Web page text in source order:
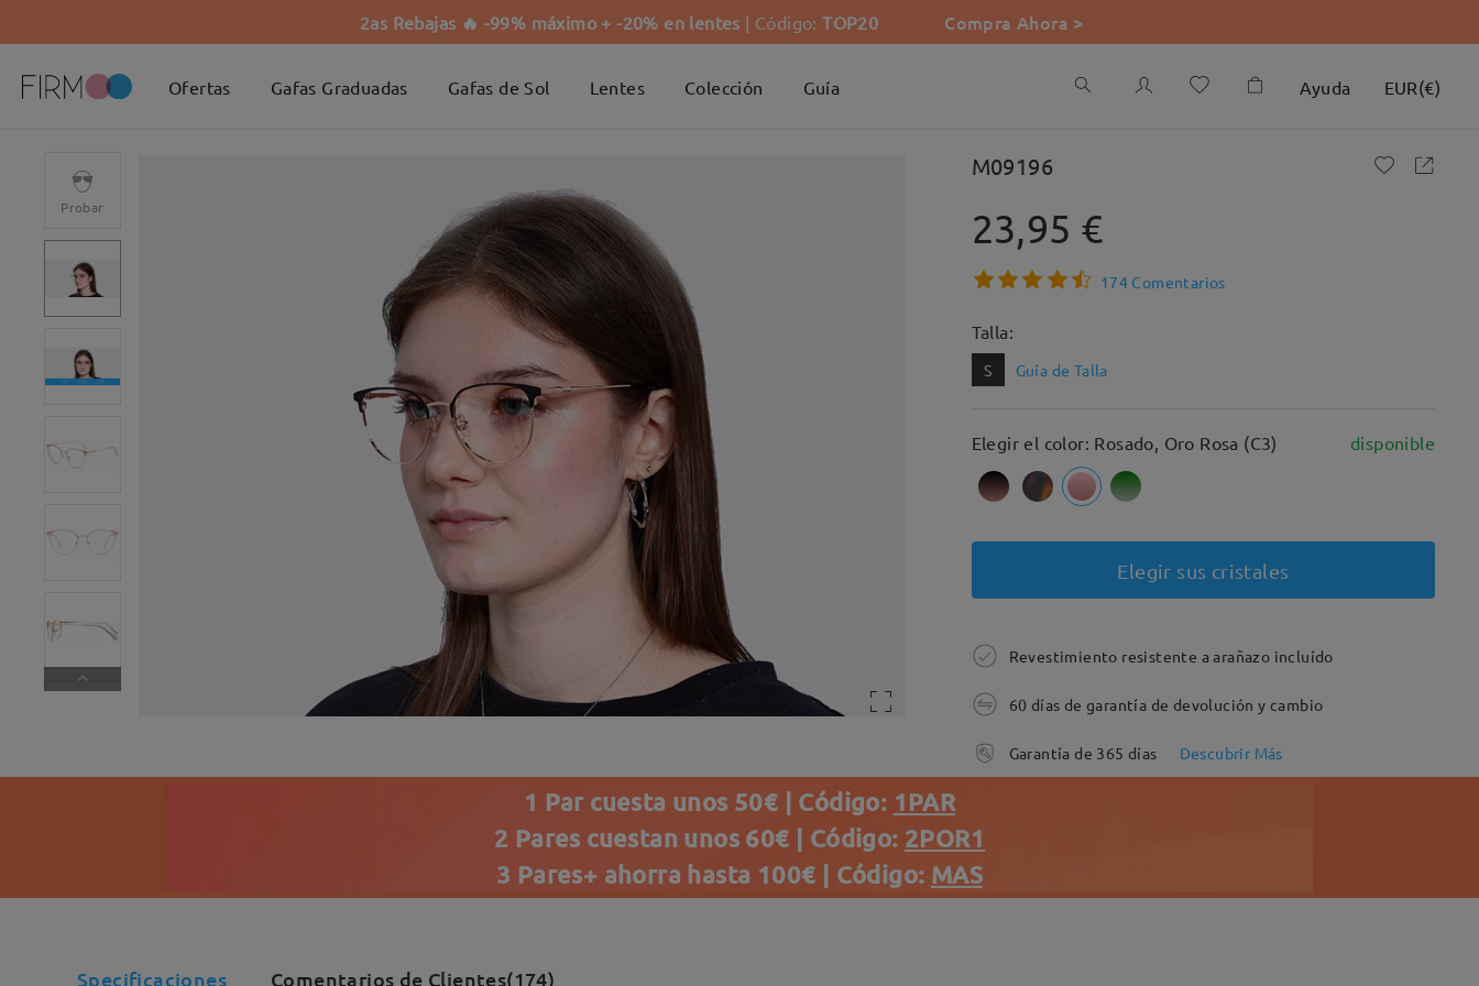
2as Rebajas 🔥 -99% máximo + -20% en lentes | Código:TOP20 Compra Ahora >
Ofertas Gafas Graduadas Gafas de Sol Lentes Colección Guía Ayuda EUR(€)
Probar
M09196
23,95 €
174 Comentarios
Talla:
S Guía de Talla
Elegir el color: Rosado, Oro Rosa (C3) disponible
Elegir sus cristales
Revestimiento resistente a arañazo incluído
60 días de garantía de devolución y cambio
Garantía de 365 días Descubrir Más
1 Par cuesta unos 50€ | Código: 1PAR
2 Pares cuestan unos 60€ | Código: 2POR1
3 Pares+ ahorra hasta 100€ | Código: MAS
Specificaciones Comentarios de Clientes(174)